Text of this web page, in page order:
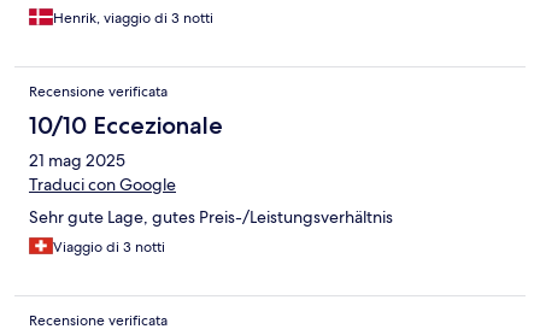
Henrik, viaggio di 3 notti
Recensione verificata
10/10 Eccezionale
21 mag 2025
Traduci con Google
Sehr gute Lage, gutes Preis-/Leistungsverhältnis
Viaggio di 3 notti
Recensione verificata